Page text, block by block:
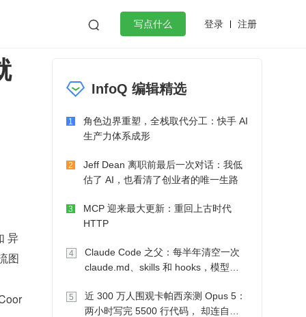
 写点什么 登录 注册
作
微服务架构 flutter
异
图
InfoQ 编辑精选
1
角色边界重塑，全栈取代分工：快手 AI
生产力体系成形
2
Jeff Dean 离职前最后一次对话：我低
估了 AI，也看清了创业者的唯一生路
3
MCP 迎来最大更新：重回上古时代
HTTP
4
Claude Code 之父：每半年清空一次
claude.md、skills 和 hooks，模型自
5
近 300 万人围观卡帕西亲测 Opus 5：
两小时写完 5500 行代码， 却连自己